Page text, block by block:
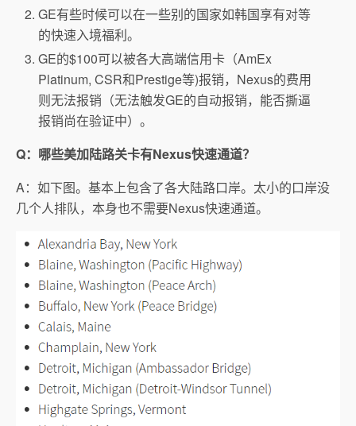
GE有些时候可以在一些别的国家如韩国享有对等
的快速入境福利。
GE的$100可以被各大高端信用卡（AmEx
Platinum, CSR和Prestige等)报销，Nexus的费用
则无法报销（无法触发GE的自动报销，能否撕逼
报销尚在验证中）。
Q：哪些美加陆路关卡有Nexus快速通道？
A：如下图。基本上包含了各大陆路口岸。太小的口岸没
几个人排队，本身也不需要Nexus快速通道。